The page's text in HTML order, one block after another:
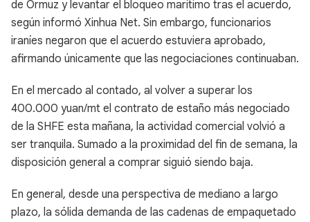
de Ormuz y levantar el bloqueo marítimo tras el acuerdo,
según informó Xinhua Net. Sin embargo, funcionarios
iraníes negaron que el acuerdo estuviera aprobado,
afirmando únicamente que las negociaciones continuaban.
En el mercado al contado, al volver a superar los
400.000 yuan/mt el contrato de estaño más negociado
de la SHFE esta mañana, la actividad comercial volvió a
ser tranquila. Sumado a la proximidad del fin de semana, la
disposición general a comprar siguió siendo baja.
En general, desde una perspectiva de mediano a largo
plazo, la sólida demanda de las cadenas de empaquetado